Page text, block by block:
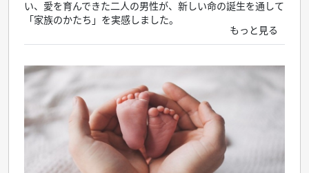
い、愛を育んできた二人の男性が、新しい命の誕生を通して
「家族のかたち」を実感しました。
もっと見る